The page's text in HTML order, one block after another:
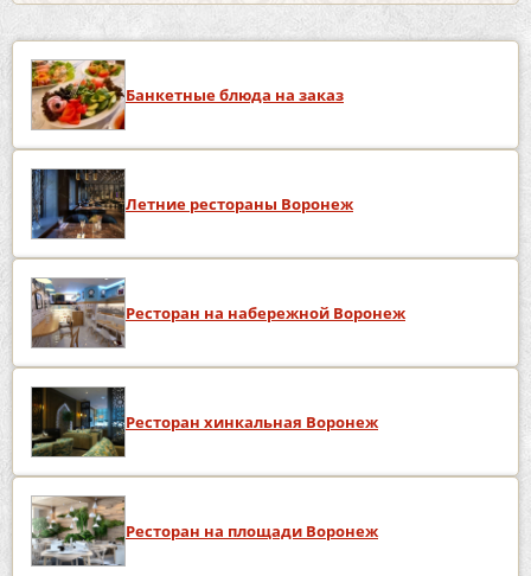
Банкетные блюда на заказ
Летние рестораны Воронеж
Ресторан на набережной Воронеж
Ресторан хинкальная Воронеж
Ресторан на площади Воронеж